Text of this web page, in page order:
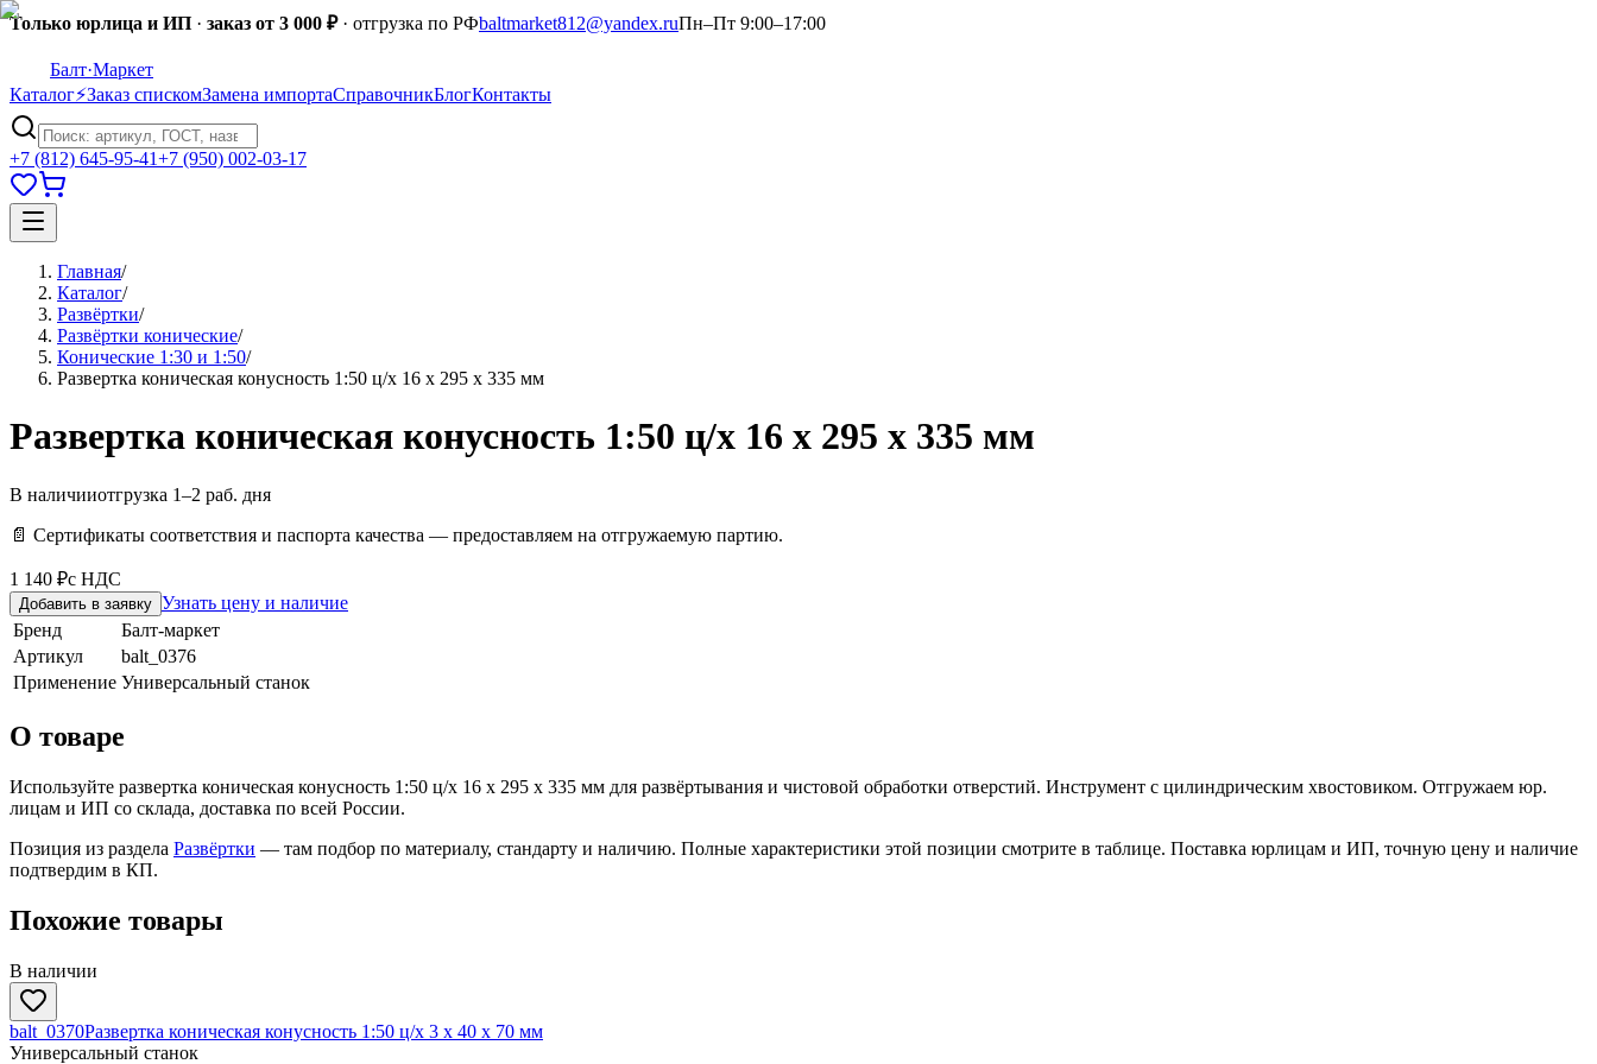
Только юрлица и ИП · заказ от 3 000 ₽· отгрузка по РФbaltmarket812@yandex.ruПн–Пт 9:00–17:00
Балт·Маркет
Каталог⚡Заказ спискомЗамена импортаСправочникБлогКонтакты
+7 (812) 645-95-41+7 (950) 002-03-17
Главная/
Каталог/
Развёртки/
Развёртки конические/
Конические 1:30 и 1:50/
Развертка коническая конусность 1:50 ц/х 16 х 295 х 335 мм
Развертка коническая конусность 1:50 ц/х 16 х 295 х 335 мм
В наличииотгрузка 1–2 раб. дня
📄 Сертификаты соответствия и паспорта качества — предоставляем на отгружаемую партию.
1 140 ₽с НДС
Добавить в заявку Узнать цену и наличие
Бренд
Балт-маркет
Артикул
balt_0376
Применение Универсальный станок
О товаре
Используйте развертка коническая конусность 1:50 ц/х 16 х 295 х 335 мм для развёртывания и чистовой обработки отверстий. Инструмент с цилиндрическим хвостовиком. Отгружаем юр.
лицам и ИП со склада, доставка по всей России.
Позиция из раздела Развёртки — там подбор по материалу, стандарту и наличию. Полные характеристики этой позиции смотрите в таблице. Поставка юрлицам и ИП, точную цену и наличие
подтвердим в КП.
Похожие товары
В наличии
balt_0370Развертка коническая конусность 1:50 ц/х 3 х 40 х 70 мм
Универсальный станок